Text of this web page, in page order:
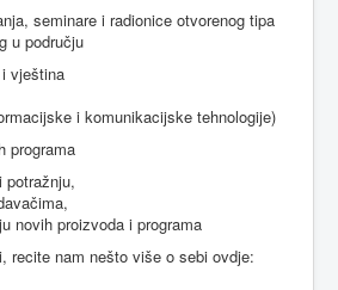
seminare i radionice otvorenog tipa
u području
vještina
i komunikacijske tehnologije)
programa
potražnju,
novih proizvoda i programa
recite nam nešto više o sebi ovdje: